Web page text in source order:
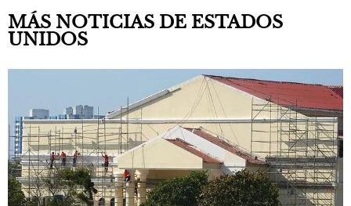
MÁS NOTICIAS DE ESTADOS
UNIDOS